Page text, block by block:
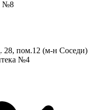
№8
28, пом.12 (м-н Соседи)
№4